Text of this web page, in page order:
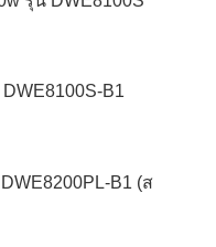
DWE8100S-B1
B1 (ส